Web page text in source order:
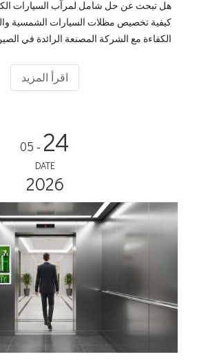
هل تبحث عن حل شامل لمرآب السيارات
كيفية تخصيص مظلات السيارات الشمسية
اقرأ المزيد
24
- 05
DATE
2026